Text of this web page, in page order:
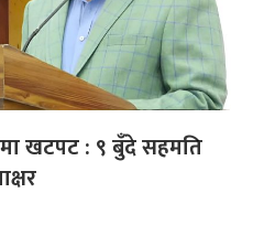
खटपट : ९ बुँदे सहमति